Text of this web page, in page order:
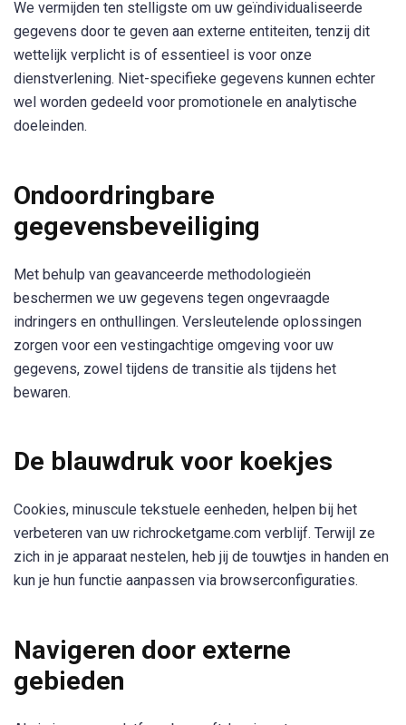
We vermijden ten stelligste om uw geïndividualiseerde
gegevens door te geven aan externe entiteiten, tenzij dit
wettelijk verplicht is of essentieel is voor onze
dienstverlening. Niet-specifieke gegevens kunnen echter
wel worden gedeeld voor promotionele en analytische
doeleinden.
Ondoordringbare
gegevensbeveiliging
Met behulp van geavanceerde methodologieën
beschermen we uw gegevens tegen ongevraagde
indringers en onthullingen. Versleutelende oplossingen
zorgen voor een vestingachtige omgeving voor uw
gegevens, zowel tijdens de transitie als tijdens het
bewaren.
De blauwdruk voor koekjes
Cookies, minuscule tekstuele eenheden, helpen bij het
verbeteren van uw richrocketgame.com verblijf. Terwijl ze
zich in je apparaat nestelen, heb jij de touwtjes in handen en
kun je hun functie aanpassen via browserconfiguraties.
Navigeren door externe
gebieden